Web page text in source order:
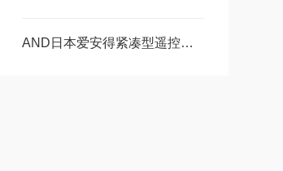
AND日本爱安得紧凑型遥控放大器 AR1103的操作指南